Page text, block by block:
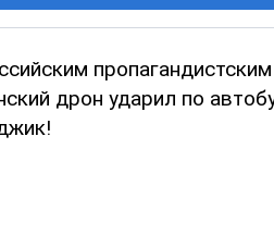
дрон ударил по